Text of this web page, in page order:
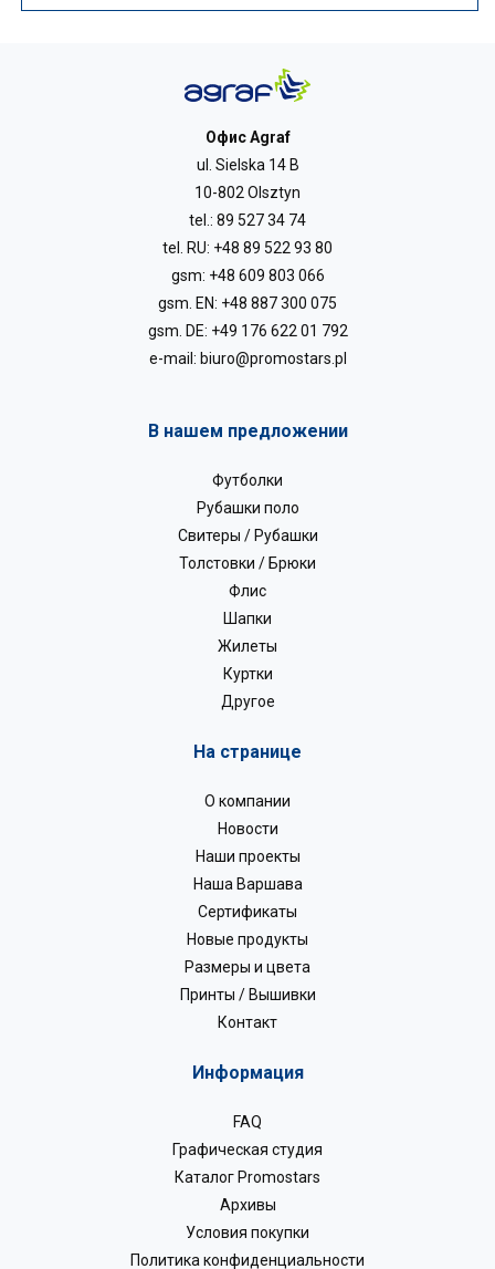
Офис Agraf
ul. Sielska 14 B
10-802 Olsztyn
tel.: 89 527 34 74
tel. RU: +48 89 522 93 80
gsm: +48 609 803 066
gsm. EN: +48 887 300 075
gsm. DE: +49 176 622 01 792
e-mail: biuro@promostars.pl
В нашем предложении
Футболки
Рубашки поло
Свитеры / Рубашки
Толстовки / Брюки
Флис
Шапки
Жилеты
Куртки
Другое
На странице
О компании
Новости
Наши проекты
Наша Варшава
Сертификаты
Новые продукты
Размеры и цвета
Принты / Вышивки
Контакт
Информация
FAQ
Графическая студия
Каталог Promostars
Архивы
Условия покупки
Политика конфиденциальности